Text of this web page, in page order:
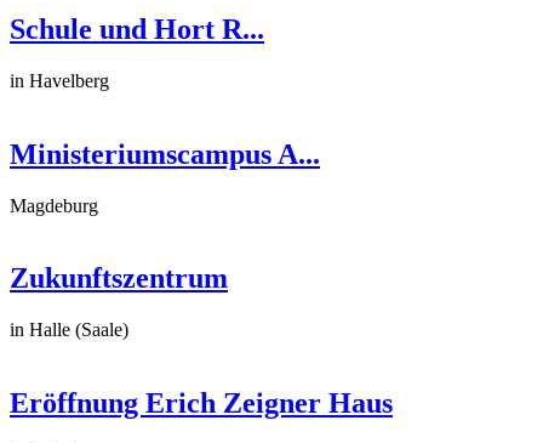
Schule und Hort R...
in Havelberg
Ministeriumscampus A...
Magdeburg
Zukunftszentrum
in Halle (Saale)
Eröffnung Erich Zeigner Haus